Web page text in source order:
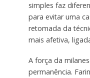
simples faz
para evitar uma
retomada da
mais afetiva,
A força da
permanência.